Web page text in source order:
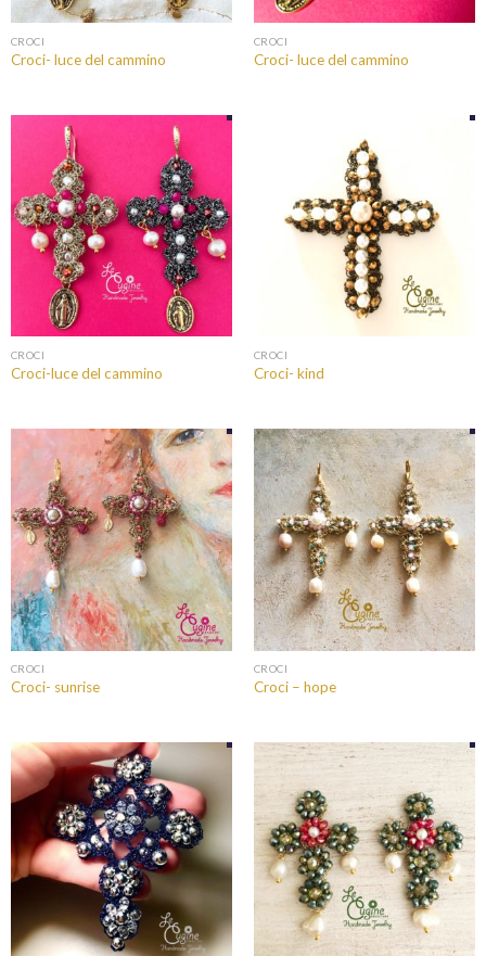
CROCI
Croci- luce del cammino
CROCI
Croci- luce del cammino
CROCI
Croci-luce del cammino
CROCI
Croci- kind
CROCI
Croci- sunrise
CROCI
Croci – hope